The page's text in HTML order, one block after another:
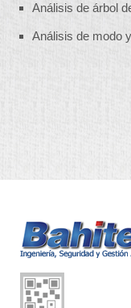
Análisis de árbol
Análisis de modo